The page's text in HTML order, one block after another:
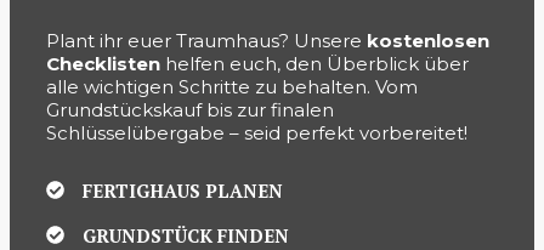
Plant ihr euer Traumhaus? Unsere kostenlosen
Checklisten helfen euch, den Überblick über
alle wichtigen Schritte zu behalten. Vom
Grundstückskauf bis zur finalen
Schlüsselübergabe – seid perfekt vorbereitet!
FERTIGHAUS PLANEN
GRUNDSTÜCK FINDEN